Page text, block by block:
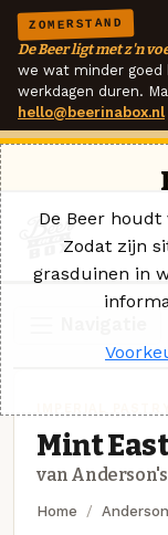
ZOMERSTAND
De Beer ligt met z'n
we wat minder goed
werkdagen duren.
hello@beerinabox.nl
Mint
van
Home
De Beer
Zodat zijn
grasduinen in